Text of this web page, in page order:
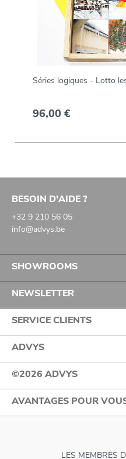
Séries logiques - Lotto
96,00 €
BESOIN D'AIDE ?
+32 9 210 56 05
info@advys.be
SHOWROOMS
NEWSLETTER
SERVICE CLIENTS
ADVYS
©2026 ADVYS
AVANTAGES POUR
LES MEMBRES